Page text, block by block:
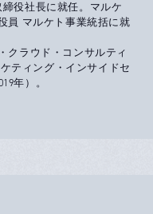
役社長に就任。マルケ
員 マルケト事業統括に就
クラウド・コンサルティ
ティング・インサイドセ
年）。